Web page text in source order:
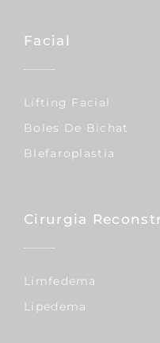
Facial
Lífting Facial
Boles De Bichat
Blefaroplastia
Cirurgia
Limfedema
Lipedema